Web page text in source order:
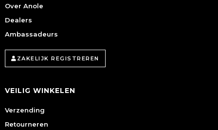
Over Anole
Dealers
Ambassadeurs
ZAKELIJK REGISTREREN
VEILIG WINKELEN
Verzending
Retourneren